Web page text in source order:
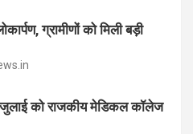
ग्रामीणों को मिली बड़ी
जुलाई को राजकीय मेडिकल कॉलेज